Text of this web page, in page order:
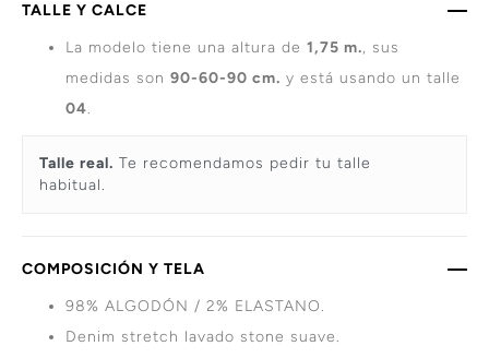
TALLE Y CALCE
La modelo tiene una altura de 1,75 m., sus
medidas son 90-60-90 cm. y está usando un talle
04.
Talle real. Te recomendamos pedir tu talle
habitual.
COMPOSICIÓN Y TELA
98% ALGODÓN / 2% ELASTANO.
Denim stretch lavado stone suave.